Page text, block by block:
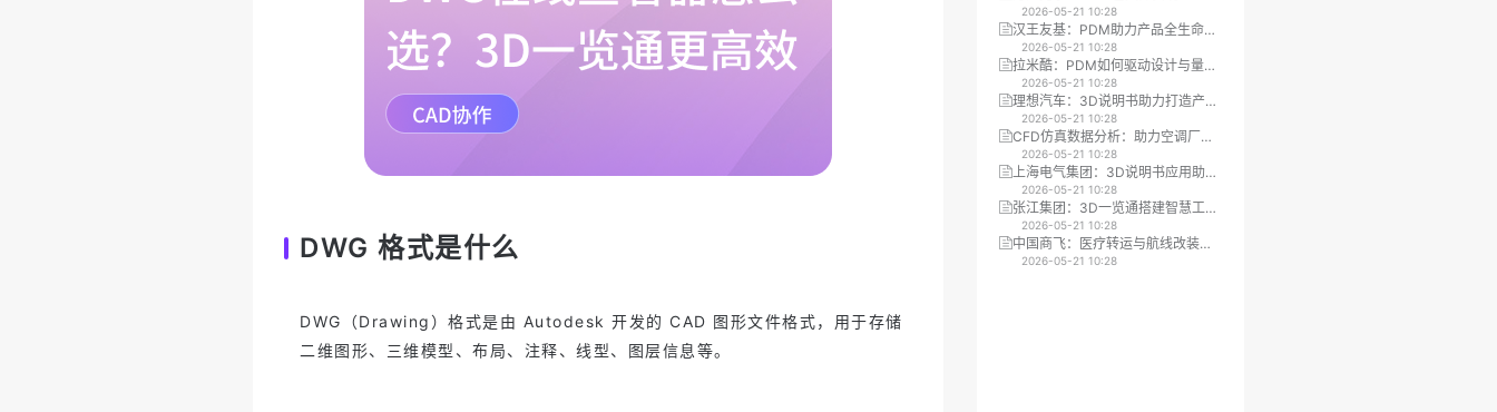
DWG 格式是什么
DWG（Drawing）格式是由 Autodesk 开发的 CAD 图形文件格式，用于存储
二维图形、三维模型、布局、注释、线型、图层信息等。
MBOM/SOP编辑效率大幅提升
2026-05-21 10:28
汉王友基：PDM助力产品全生命周
期项目管理
2026-05-21 10:28
拉米酷：PDM如何驱动设计与量产
环节的变更协同提效
2026-05-21 10:28
理想汽车：3D说明书助力打造产品
配置器，加速生产进程
2026-05-21 10:28
CFD仿真数据分析：助力空调厂商
提升设计与市场沟通效率
2026-05-21 10:28
上海电气集团：3D说明书应用助力
工厂设备状态监测
2026-05-21 10:28
张江集团：3D一览通搭建智慧工地
平台，助力智能建造与设计协同
2026-05-21 10:28
中国商飞：医疗转运与航线改装仿
真平台提升培训与设计效率
2026-05-21 10:28
化CAD+PDM平台
完成版、最终版、终极版……哪个才
是浏览器直接跑的CAD工具
什么是 Zixel？一款真正为制造而生